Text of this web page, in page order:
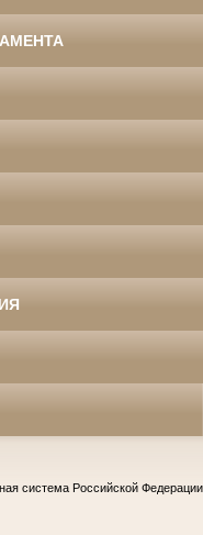
система Российской